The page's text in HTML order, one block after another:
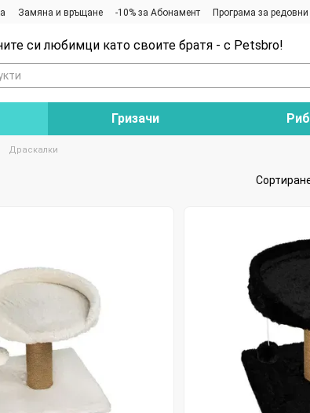
Замяна и връщане -10% за Абонамент
Програма за редовни
си любимци като своите братя - с Petsbro!
Гризачи
Драскалки